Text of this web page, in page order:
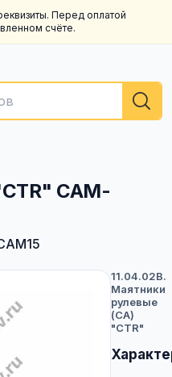
Перед оплатой
счёте.
CAM-
11.04.02B.
Маятники
рулевые
(CА)
"CTR"